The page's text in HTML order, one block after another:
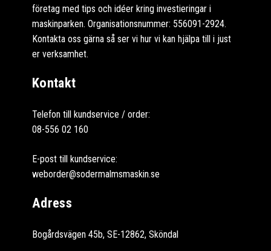
företag med tips och idéer kring investieringar i
maskinparken. Organisationsnummer: 556091-2924.
Kontakta oss gärna så ser vi hur vi kan hjälpa till i just
er verksamhet.
Kontakt
Telefon till kundservice / order:
08-556 02 160
E-post till kundservice:
weborder@sodermalmsmaskin.se
Adress
Bogårdsvägen 45b, SE-12862, Sköndal